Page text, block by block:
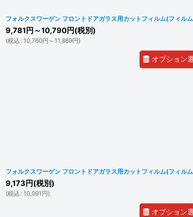
フォルクスワーゲン フロントドアガラス用カットフィルム(フィル
9,781 円 ～10,790円(税別)
(税込 : 10,760円 ～11,869円)
オプション
フォルクスワーゲン フロントドアガラス用カットフィルム(フィル
9,173 円(税別)
(税込 : 10,091 円)
オプション